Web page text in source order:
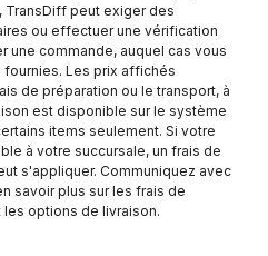
TransDiff peut exiger des
ou effectuer une vérification
une commande, auquel cas vous
Les prix affichés
de préparation ou le transport, à
est disponible sur le système
items seulement. Si votre
à votre succursale, un frais de
s'appliquer. Communiquez avec
savoir plus sur les frais de
options de livraison.